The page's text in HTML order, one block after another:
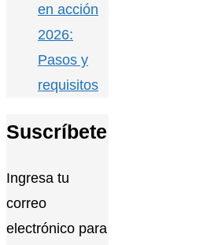
en acción
2026:
Pasos y
requisitos
Suscríbete
Ingresa tu
correo
electrónico para